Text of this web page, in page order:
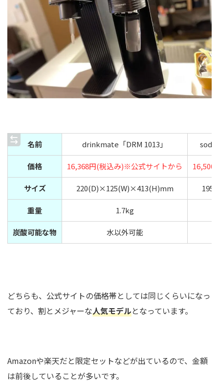
名前 drinkmate「DRM 1013」
価格 16,368円(税込み)※公式サイトから 16,500
サイズ 220(D)×125(W)×413(H)mm
重量 1.7kg
炭酸可能な物 水以外可能
どちらも、公式サイトの価格帯としては同じくらいになっ
ており、割とメジャーな人気モデルとなっています。
Amazonや楽天だと限定セットなどが出ているので、金額
は前後していることが多いです。